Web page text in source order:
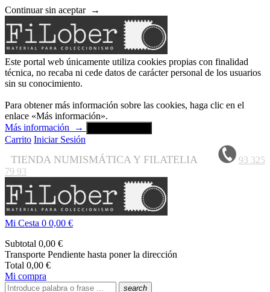
Continuar sin aceptar →
Este portal web únicamente utiliza cookies propias con finalidad
técnica, no recaba ni cede datos de carácter personal de los usuarios
sin su conocimiento.
Para obtener más información sobre las cookies, haga clic en el
enlace «Más información».
Más información
→
Carrito Iniciar Sesión
TIENDA NUMISMÁTICA Y FILATELIA
93 325
79 93
Mi Cesta 0 0,00 €
Subtotal 0,00 €
Transporte Pendiente hasta poner la dirección
Total 0,00 €
Mi compra
search